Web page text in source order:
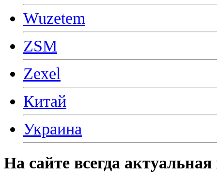
Wuzetem
ZSM
Zexel
Китай
Украина
На сайте всегда